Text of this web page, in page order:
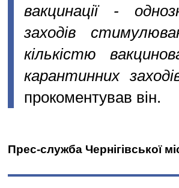
вакцинації -
заходів
кількістю
карантинних
прокоментував він.
Прес-служба Чернігівської